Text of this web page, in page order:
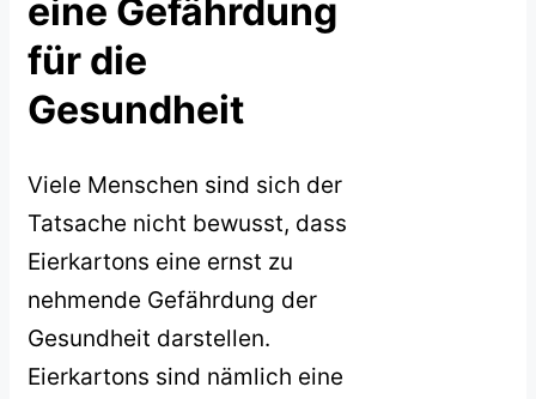
eine Gefährdung
für die
Gesundheit
Viele Menschen sind sich der
Tatsache nicht bewusst, dass
Eierkartons eine ernst zu
nehmende Gefährdung der
Gesundheit darstellen.
Eierkartons sind nämlich eine